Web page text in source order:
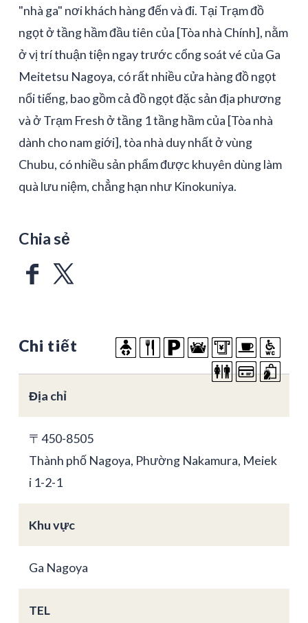
"nhà ga" nơi khách hàng đến và đi. Tại Trạm đồ
ngọt ở tầng hầm đầu tiên của [Tòa nhà Chính], nằm
ở vị trí thuận tiện ngay trước cổng soát vé của Ga
Meitetsu Nagoya, có rất nhiều cửa hàng đồ ngọt
nổi tiếng, bao gồm cả đồ ngọt đặc sản địa phương
và ở Trạm Fresh ở tầng 1 tầng hầm của [Tòa nhà
dành cho nam giới], tòa nhà duy nhất ở vùng
Chubu, có nhiều sản phẩm được khuyên dùng làm
quà lưu niệm, chẳng hạn như Kinokuniya.
Chia sẻ
Chi tiết
Địa chỉ
〒450-8505
Thành phố Nagoya, Phường Nakamura, Meiek
i 1-2-1
Khu vực
Ga Nagoya
TEL